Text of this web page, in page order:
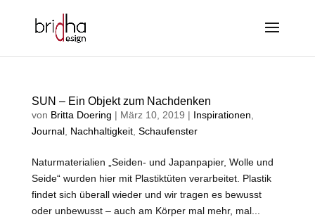
SUN – Ein Objekt zum Nachdenken
von Britta Doering | März 10, 2019 | Inspirationen
Journal, Nachhaltigkeit, Schaufenster
Naturmaterialien „Seiden- und Japanpapier, Wolle und
Seide“ wurden hier mit Plastiktüten verarbeitet. Plastik
findet sich überall wieder und wir tragen es bewusst
oder unbewusst – auch am Körper mal mehr, mal...